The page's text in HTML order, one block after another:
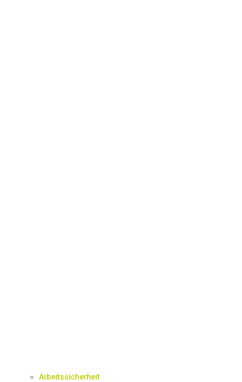
Arbeitssicherheit